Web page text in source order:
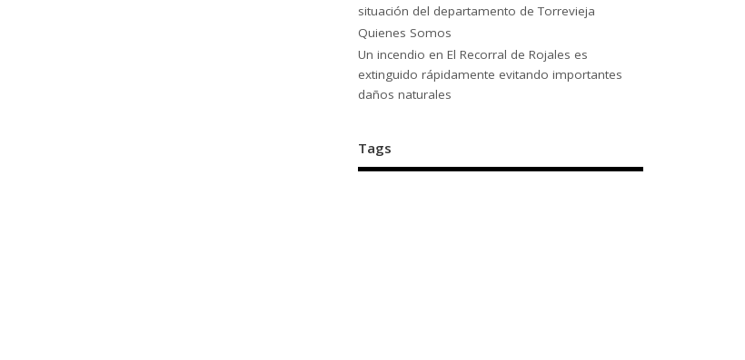
situación del departamento de Torrevieja
Quienes Somos
Un incendio en El Recorral de Rojales es
extinguido rápidamente evitando importantes
daños naturales
Tags